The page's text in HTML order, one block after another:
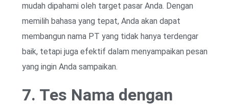
mudah dipahami oleh target pasar Anda. Dengan
memilih bahasa yang tepat, Anda akan dapat
membangun nama PT yang tidak hanya terdengar
baik, tetapi juga efektif dalam menyampaikan pesan
yang ingin Anda sampaikan.
7. Tes Nama dengan